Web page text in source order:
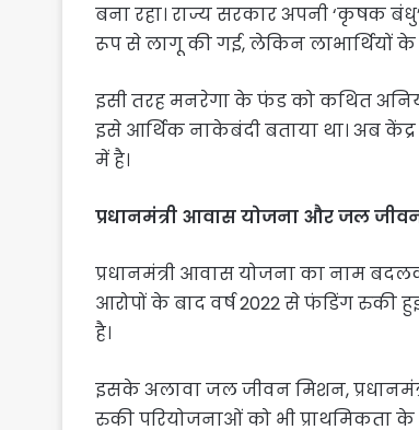
बना रहा। राज्य सरकार अपनी ‘कृषक
रूप से लागू की गई, लेकिन लाभार्थियों के
इसी तरह मनरेगा के फंड को कथित
इसे आर्थिक नाकेबंदी बताया था। अब
में है।
प्रधानमंत्री आवास योजना और जल
प्रधानमंत्री आवास योजना का नाम
आरोपों के बाद वर्ष 2022 से फंडिंग रुकी
है।
इसके अलावा जल जीवन मिशन,
रुकी परियोजनाओं को भी प्राथमिकता